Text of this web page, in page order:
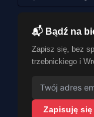
📬 Bądź na
Zapisz się, bez
trzebnickiego i
Zapisuję